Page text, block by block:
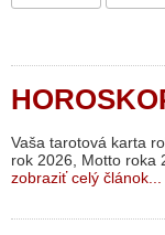
Vaša tarotová karta
rok 2026, Motto roka
zobraziť celý článok...